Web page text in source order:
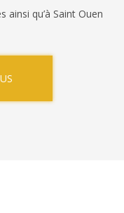
ainsi qu’à Saint Ouen